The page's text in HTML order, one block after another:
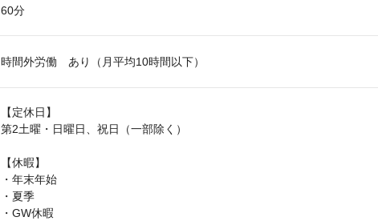
60分
時間外労働 あり（月平均10時間以下）
【定休日】
第2土曜・日曜日、祝日（一部除く）
【休暇】
・年末年始
・夏季
・GW休暇